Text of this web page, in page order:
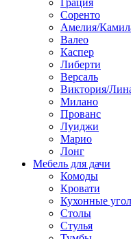
Грация
Соренто
Амелия/
Валео
Каспер
Либерти
Версаль
Виктория/
Милано
Прованс
Луиджи
Марио
Лонг
Мебель для дачи
Комоды
Кровати
Кухонные
Столы
Стулья